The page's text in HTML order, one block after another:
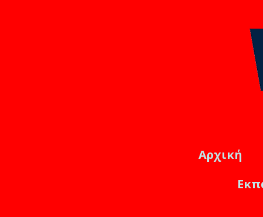
Αρχική